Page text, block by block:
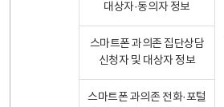
대상자·동의자 정보
스마트폰 과의존 집단상담
신청자 및 대상자 정보
스마트폰 과의존 전화·포털